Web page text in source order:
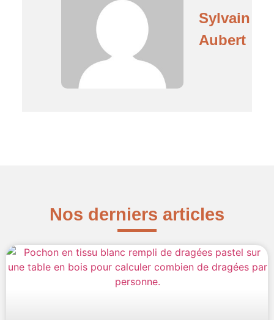
Sylvain
Aubert
Nos derniers articles